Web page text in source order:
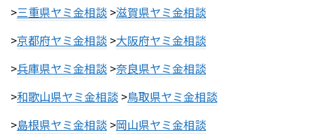
>三重県ヤミ金相談 >滋賀県ヤミ金相談
>京都府ヤミ金相談 >大阪府ヤミ金相談
>兵庫県ヤミ金相談 >奈良県ヤミ金相談
>和歌山県ヤミ金相談 >鳥取県ヤミ金相談
>島根県ヤミ金相談 >岡山県ヤミ金相談